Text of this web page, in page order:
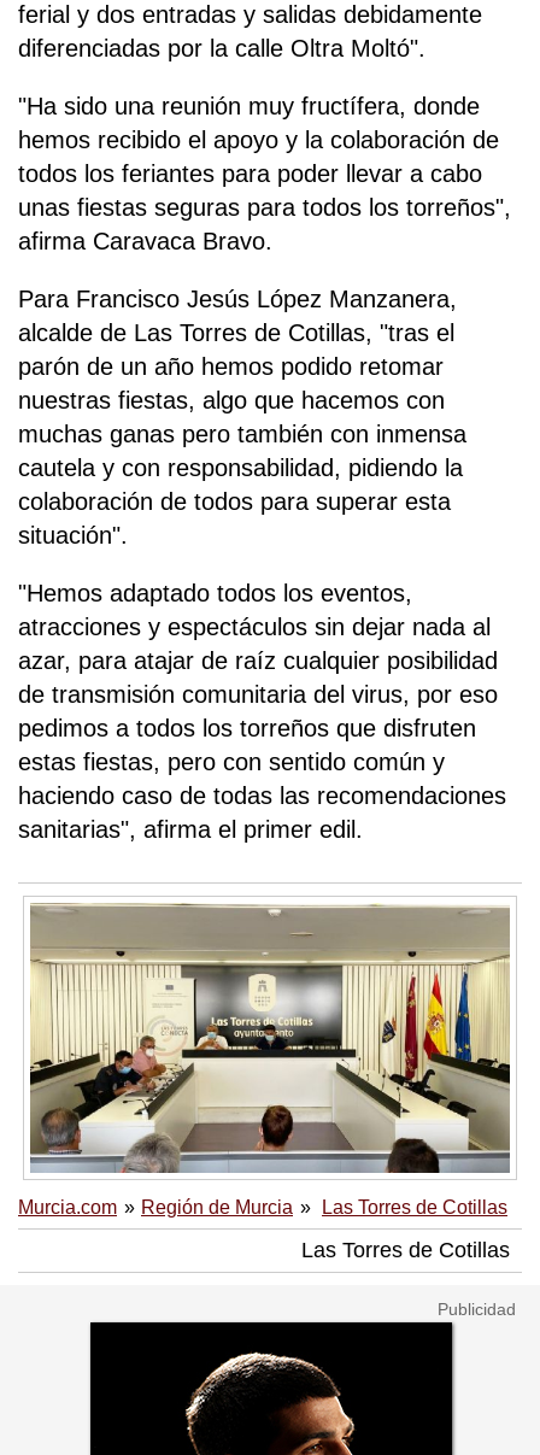
ferial y dos entradas y salidas debidamente
diferenciadas por la calle Oltra Moltó".
"Ha sido una reunión muy fructífera, donde
hemos recibido el apoyo y la colaboración de
todos los feriantes para poder llevar a cabo
unas fiestas seguras para todos los torreños",
afirma Caravaca Bravo.
Para Francisco Jesús López Manzanera,
alcalde de Las Torres de Cotillas, "tras el
parón de un año hemos podido retomar
nuestras fiestas, algo que hacemos con
muchas ganas pero también con inmensa
cautela y con responsabilidad, pidiendo la
colaboración de todos para superar esta
situación".
"Hemos adaptado todos los eventos,
atracciones y espectáculos sin dejar nada al
azar, para atajar de raíz cualquier posibilidad
de transmisión comunitaria del virus, por eso
pedimos a todos los torreños que disfruten
estas fiestas, pero con sentido común y
haciendo caso de todas las recomendaciones
sanitarias", afirma el primer edil.
Murcia.com Región de Murcia Las Torres de Cotillas
Las Torres de Cotillas